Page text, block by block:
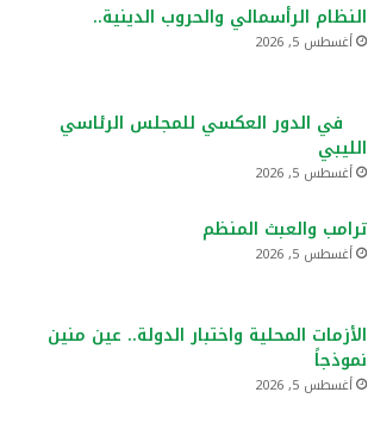
النظام الرأسمالي والحروب الدينية..
أغسطس 5, 2026
في الدور العكسي للمجلس الرئاسي
الليبي
أغسطس 5, 2026
ترامب والعبث المنظم
أغسطس 5, 2026
الأزمات المحلية واختبار الدولة.. عين منين
نموذجاً
أغسطس 5, 2026